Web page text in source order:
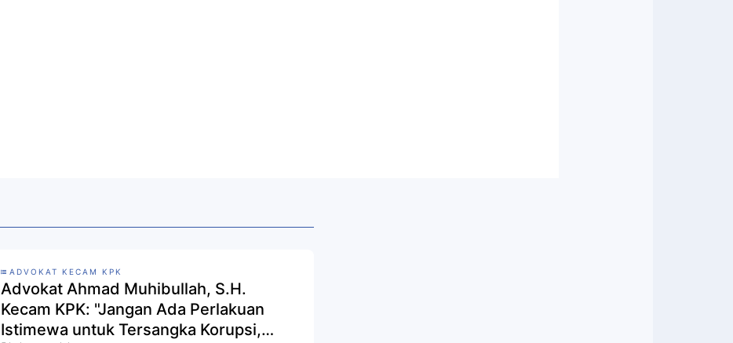
ADVOKAT KECAM KPK
Advokat Ahmad Muhibullah, S.H.
Kecam KPK: "Jangan Ada Perlakuan
Istimewa untuk Tersangka Korupsi,